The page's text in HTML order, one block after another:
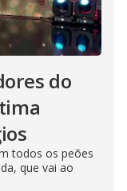
do
todos os peões
que vai ao